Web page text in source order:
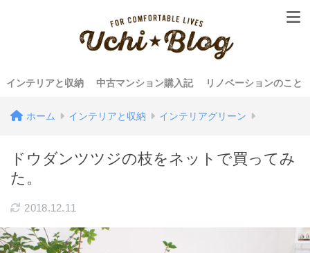
インテリアと収納 中古マンション購入記 リノベーションのこと
ホーム インテリアと収納 インテリアグリーン
ドウダンツツジの枝をネットで買ってみ
た。
2018.12.11